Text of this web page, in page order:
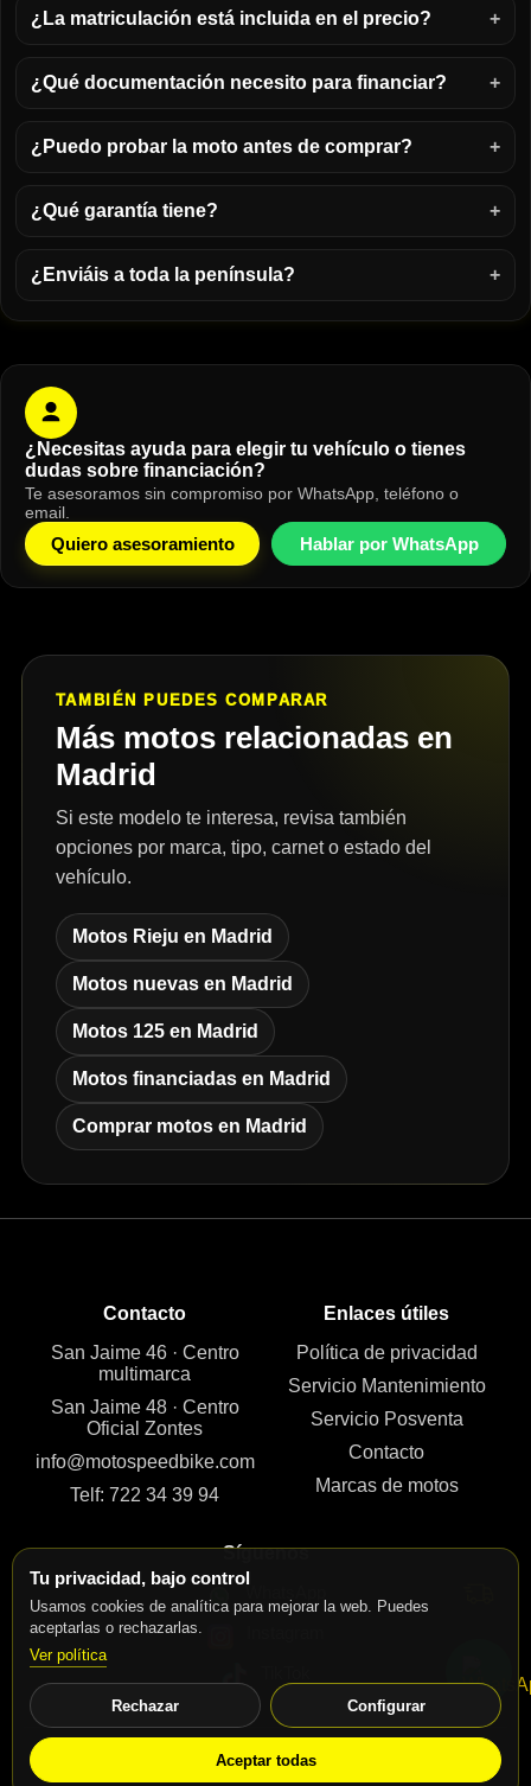
Tu privacidad, bajo control
Usamos cookies de analítica para mejorar la web. Puedes
aceptarlas o rechazarlas.
Ver política
Rechazar Configurar
Aceptar todas
¿La matriculación está incluida en el precio?
¿Qué documentación necesito para financiar?
¿Puedo probar la moto antes de comprar?
¿Qué garantía tiene?
¿Enviáis a toda la península?
¿Necesitas ayuda para elegir tu vehículo o tienes
dudas sobre financiación?
Te asesoramos sin compromiso por WhatsApp, teléfono o
email.
Quiero asesoramiento Hablar por WhatsApp
TAMBIÉN PUEDES COMPARAR
Más motos relacionadas en
Madrid
Si este modelo te interesa, revisa también
opciones por marca, tipo, carnet o estado del
vehículo.
Motos Rieju en Madrid
Motos nuevas en Madrid
Motos 125 en Madrid
Motos financiadas en Madrid
Comprar motos en Madrid
Contacto
San Jaime 46 · Centro
multimarca
San Jaime 48 · Centro
Oficial Zontes
info@motospeedbike.com
Telf: 722 34 39 94
Enlaces útiles
Política de privacidad
Servicio Mantenimiento
Servicio Posventa
Contacto
Marcas de motos
Síguenos
© 2026 Motos Speed Bike. Todos los derechos reservados.